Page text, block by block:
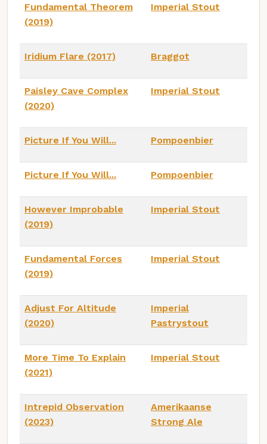
Fundamental Theorem
(2019)
Imperial Stout
Iridium Flare (2017) Braggot
Paisley Cave Complex
(2020)
Imperial Stout
Picture If You Will... Pompoenbier
Picture If You Will... Pompoenbier
However Improbable
(2019)
Imperial Stout
Fundamental Forces
(2019)
Imperial Stout
Adjust For Altitude
(2020)
Imperial
Pastrystout
More Time To Explain
(2021)
Imperial Stout
Intrepid Observation
(2023)
Amerikaanse
Strong Ale